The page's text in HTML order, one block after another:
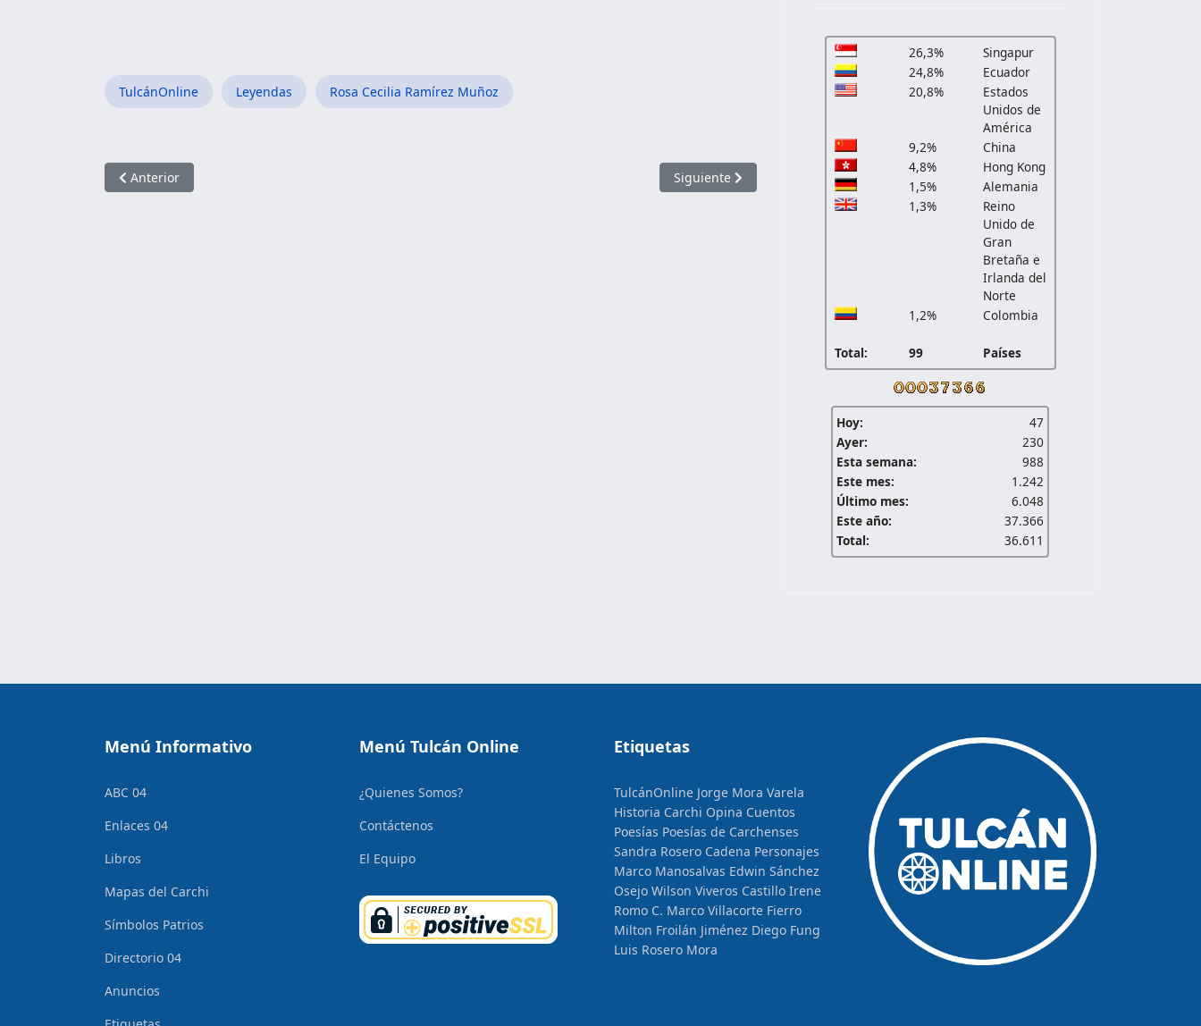
TulcánOnline Leyendas Rosa Cecilia Ramírez Muñoz
Artículo anterior: Los Dueños de Narchín
Anterior Artículo siguiente: Mama Paula Chimbo
Siguiente
26,3%
Singapur
24,8%
Ecuador
20,8%
Estados
Unidos de
América
9,2%
China
4,8%
Hong Kong
1,5%
Alemania
1,3%
Reino
Unido de
Gran
Bretaña e
Irlanda del
Norte
1,2%
Colombia
Total: 99 Países
Hoy:
47
Ayer:
230
Esta semana:
988
Este mes:
1.242
Último mes:
6.048
Este año:
37.366
Total:
36.611
Menú Informativo
ABC 04
Enlaces 04
Libros
Mapas del Carchi
Símbolos Patrios
Directorio 04
Anuncios
Menú Tulcán Online
¿Quienes Somos?
Contáctenos
El Equipo
Etiquetas
TulcánOnline Jorge Mora Varela
Historia Carchi Opina Cuentos
Poesías Poesías de Carchenses
Sandra Rosero Cadena Personajes
Marco Manosalvas Edwin Sánchez
Osejo Wilson Viveros Castillo Irene
Romo C. Marco Villacorte Fierro
Milton Froilán Jiménez Diego Fung
Luis Rosero Mora